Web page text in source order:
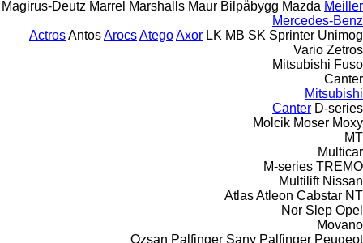
Magirus-Deutz Marrel Marshalls Maur Bilpåbygg Mazda Meiller
Mercedes-Benz
ActrosAntosArocsAtegoAxor LK MB SK Sprinter Unimog
Vario Zetros
Mitsubishi Fuso
Canter
Mitsubishi
Canter D-series
Molcik Moser Moxy
MT
Multicar
M-series TREMO
Multilift Nissan
AtlasAtleon Cabstar NT
Nor Slep Opel
Movano
Ozsan Palfinger Sany Palfinger Peugeot